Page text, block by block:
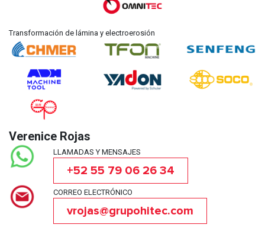
Transformación de lámina y electroerosión
Verenice Rojas
LLAMADAS Y MENSAJES
+52 55 79 06 26 34
CORREO ELECTRÓNICO
vrojas@grupohitec.com